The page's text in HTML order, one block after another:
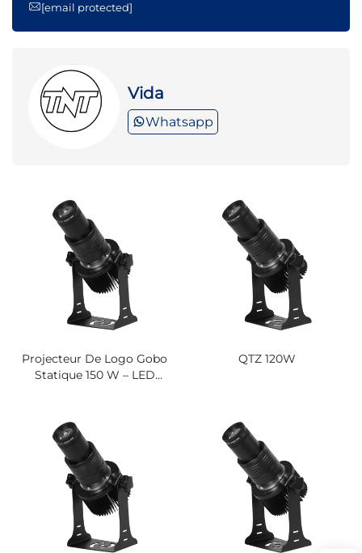
[email protected]
Vida
Whatsapp
Projecteur De Logo Gobo
Statique 150 W – LED
QTZ 120W